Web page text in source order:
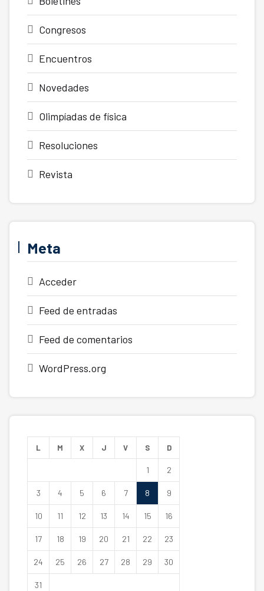
Congresos
Encuentros
Novedades
Olimpíadas de física
Resoluciones
Revista
Meta
Acceder
Feed de entradas
Feed de comentarios
WordPress.org
L M X J V S D
1 2
3 4 5 6 7 8 9
10 11 12 13 14 15 16
17 18 19 20 21 22 23
24 25 26 27 28 29 30
31